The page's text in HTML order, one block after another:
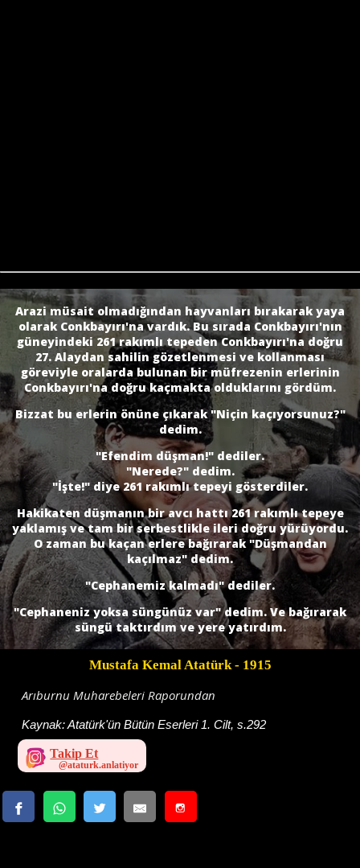
Arazi müsait olmadığından hayvanları bırakarak yaya
olarak Conkbayırı'na vardık. Bu sırada Conkbayırı'nın
güneyindeki 261 rakımlı tepeden Conkbayırı'na doğru
27. Alaydan sahilin gözetlenmesi ve kollanması
göreviyle oralarda bulunan bir müfrezenin erlerinin
Conkbayırı'na doğru kaçmakta olduklarını gördüm.
Bizzat bu erlerin önüne çıkarak "Niçin kaçıyorsunuz?"
dedim.
"Efendim düşman!" dediler.
"Nerede?" dedim.
"İşte!" diye 261 rakımlı tepeyi gösterdiler.
Hakikaten düşmanın bir avcı hattı 261 rakımlı tepeye
yaklamış ve tam bir serbestlikle ileri doğru yürüyordu.
O zaman bu kaçan erlere bağırarak "Düşmandan
kaçılmaz" dedim.
"Cephanemiz kalmadı" dediler.
"Cephaneniz yoksa süngünüz var" dedim. Ve bağırarak
süngü taktırdım ve yere yatırdım.
Mustafa Kemal Atatürk- 1915
Arıburnu Muharebeleri Raporundan
Kaynak:Atatürk'ün Bütün Eserleri 1. Cilt, s.292
Takip Et